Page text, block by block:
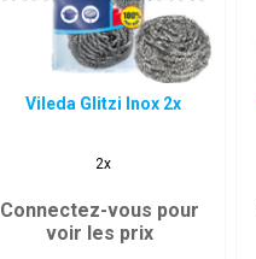
Vileda Glitzi Inox 2x
2x
Connectez-vous pour
voir les prix